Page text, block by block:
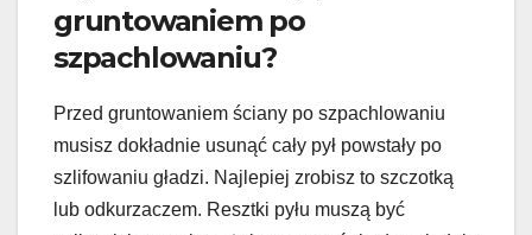
gruntowaniem po
szpachlowaniu?
Przed gruntowaniem ściany po szpachlowaniu
musisz dokładnie usunąć cały pył powstały po
szlifowaniu gładzi. Najlepiej zrobisz to szczotką
lub odkurzaczem. Resztki pyłu muszą być